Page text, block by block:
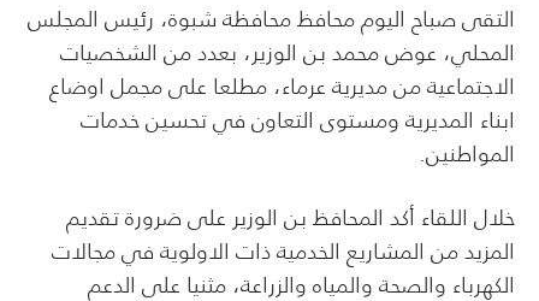
التقى صباح اليوم محافظ محافظة شبوة، رئيس المجلس
المحلي، عوض محمد بن الوزير، بعدد من الشخصيات
الاجتماعية من مديرية عرماء، مطلعا على مجمل اوضاع
ابناء المديرية ومستوى التعاون في تحسين خدمات
المواطنين.
خلال اللقاء أكد المحافظ بن الوزير على ضرورة تقديم
المزيد من المشاريع الخدمية ذات الاولوية في مجالات
الكهرباء والصحة والمياه والزراعة، مثنيا على الدعم